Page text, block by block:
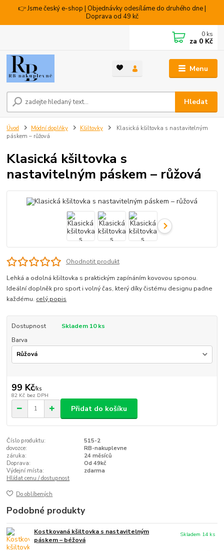
👉 Jsme český e-shop | Objednávky odesíláme do druhého dne |
Doprava od 49 kč
Menu
Hledat
0 ks
za 0 Kč
Úvod Módní doplňky Kšiltovky
Klasická kšiltovka s nastavitelným
páskem – růžová
Klasická kšiltovka s
nastavitelným páskem – růžová
Ohodnotit produkt
Lehká a odolná kšiltovka s praktickým zapínáním kovovou sponou.
Ideální doplněk pro sport i volný čas, který díky čistému designu padne
každému. celý popis
Dostupnost
Skladem 10 ks
Barva
99 Kč/ks
82 Kč bez DPH
Přidat do košíku
Číslo produktu:
515-2
dovozce:
RB-nakuplevne
záruka:
24 měsíců
Doprava:
Od 49kč
Výdejní místa:
zdarma
Hlídat cenu / dostupnost
Do oblíbených
Podobné produkty
Kostkovaná kšiltovka s nastavitelným
páskem – béžová
Skladem 14 ks